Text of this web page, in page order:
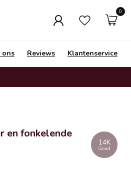
0
ons Reviews Klantenservice
en fonkelende
14K
Goud